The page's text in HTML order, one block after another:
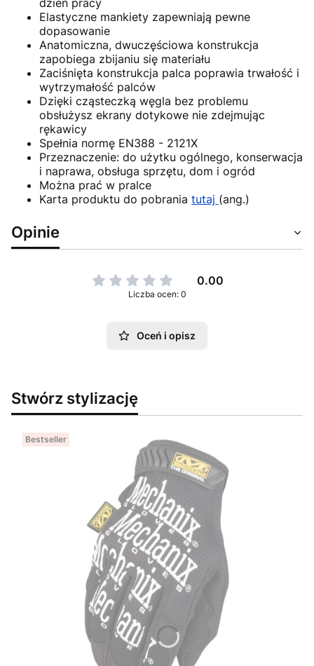
Elastyczne mankiety zapewniają pewne
dopasowanie
Anatomiczna, dwuczęściowa konstrukcja
zapobiega zbijaniu się materiału
Zaciśnięta konstrukcja palca poprawia trwałość i
wytrzymałość palców
Dzięki cząsteczką węgla bez problemu
obsłużysz ekrany dotykowe nie zdejmując
rękawicy
Spełnia normę EN388 - 2121X
Przeznaczenie: do użytku ogólnego, konserwacja
i naprawa, obsługa sprzętu, dom i ogród
Można prać w pralce
Karta produktu do pobrania tutaj (ang.)
Opinie
0.00
Liczba ocen: 0
Oceń i opisz
Stwórz stylizację
Bestseller